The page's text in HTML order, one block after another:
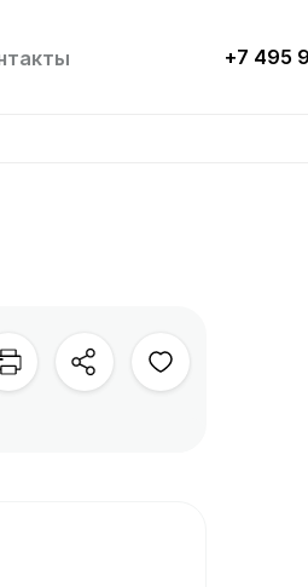
+7 495